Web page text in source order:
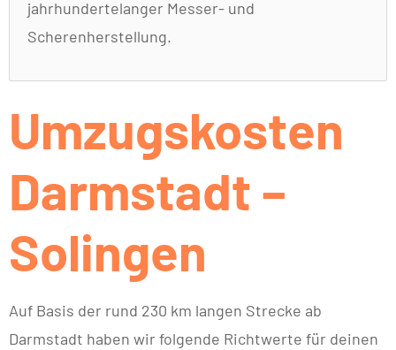
jahrhundertelanger Messer- und
Scherenherstellung.
Umzugskosten
Darmstadt –
Solingen
Auf Basis der rund 230 km langen Strecke ab
Darmstadt haben wir folgende Richtwerte für deinen